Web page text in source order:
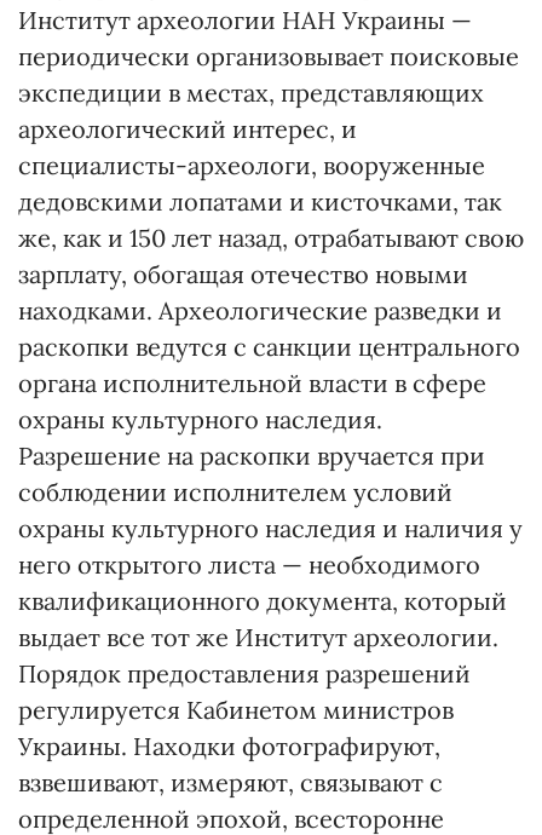
Институт археологии НАН Украины —
периодически организовывает поисковые
экспедиции в местах, представляющих
археологический интерес, и
специалисты-археологи, вооруженные
дедовскими лопатами и кисточками, так
же, как и 150 лет назад, отрабатывают свою
зарплату, обогащая отечество новыми
находками. Археологические разведки и
раскопки ведутся с санкции центрального
органа исполнительной власти в сфере
охраны культурного наследия.
Разрешение на раскопки вручается при
соблюдении исполнителем условий
охраны культурного наследия и наличия у
него открытого листа — необходимого
квалификационного документа, который
выдает все тот же Институт археологии.
Порядок предоставления разрешений
регулируется Кабинетом министров
Украины. Находки фотографируют,
взвешивают, измеряют, связывают с
определенной эпохой, всесторонне